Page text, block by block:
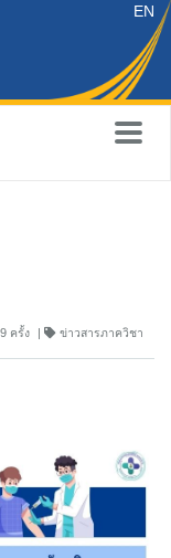
EN
ครั้ง ข่าวสารภาควิชา